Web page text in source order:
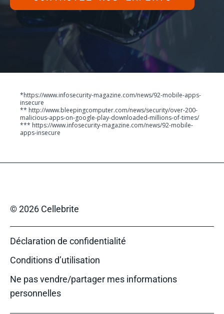
*https://www.infosecurity-magazine.com/news/92-mobile-apps-
insecure
** http://www.bleepingcomputer.com/news/security/over-200-
malicious-apps-on-google-play-downloaded-millions-of-times/
*** https://www.infosecurity-magazine.com/news/92-mobile-
apps-insecure
© 2026 Cellebrite
Déclaration de confidentialité
Conditions d’utilisation
Ne pas vendre/partager mes informations
personnelles